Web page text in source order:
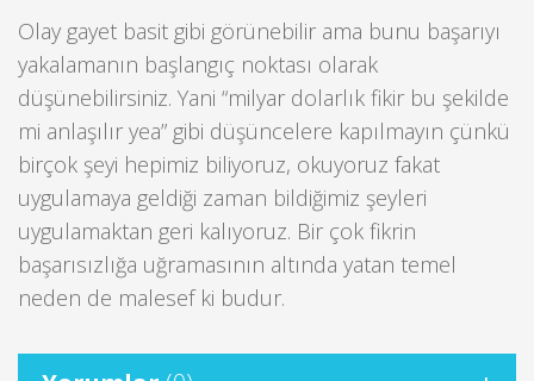
Olay gayet basit gibi görünebilir ama bunu başarıyı
yakalamanın başlangıç noktası olarak
düşünebilirsiniz. Yani “milyar dolarlık fikir bu şekilde
mi anlaşılır yea” gibi düşüncelere kapılmayın çünkü
birçok şeyi hepimiz biliyoruz, okuyoruz fakat
uygulamaya geldiği zaman bildiğimiz şeyleri
uygulamaktan geri kalıyoruz. Bir çok fikrin
başarısızlığa uğramasının altında yatan temel
neden de malesef ki budur.